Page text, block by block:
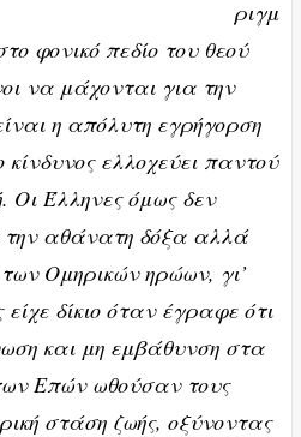
ριγμ
φονικό πεδίο του θεού
να μάχονται για την
η απόλυτη εγρήγορση
κίνδυνος ελλοχεύει παντού
Έλληνες όμως δεν
αθάνατη δόξα αλλά
Ομηρικών ηρώων, γι’
δίκιο όταν έγραφε ότι
και μη εμβάθυνση στα
Επών ωθούσαν τους
στάση ζωής, οξύνοντας